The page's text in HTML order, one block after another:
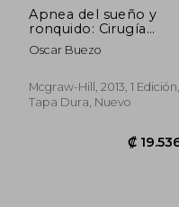
Apnea del sueño y
ronquido: Cirugía
ambulatoria con laser
CO2
Oscar Buezo
Mcgraw-Hill, 2013, 1 Edición,
Tapa Dura, Nuevo